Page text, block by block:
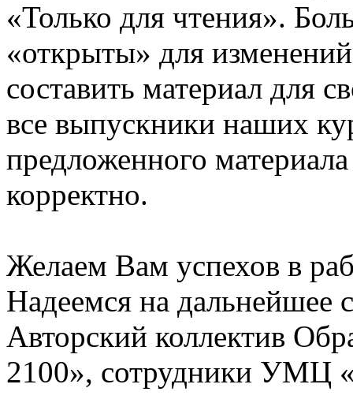
«Только для чтения».
«открыты» для
составить материал для
все выпускники наших
предложенного
корректно.
Желаем Вам успехов в
Надеемся на дальнейшее
Авторский коллектив
2100», сотрудники УМЦ